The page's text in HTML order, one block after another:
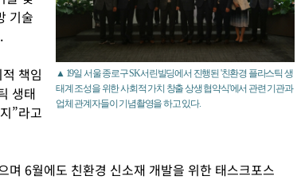
▲ 19일 서울 종로구 SK서린빌딩에서 진행된 '친환경 플라스틱 생
태계 조성을 위한 사회적 가치 창출 상생 협약식'에서 관련 기관과
업체 관계자들이 기념촬영을 하고 있다.
기술
책임
생태
”라고
며 6월에도 친환경 신소재 개발을 위한 태스크포스